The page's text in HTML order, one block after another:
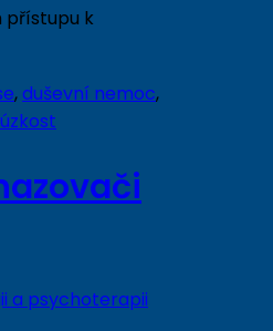
přístupu k
,duševní nemoc,
úzkost
a psychoterapii